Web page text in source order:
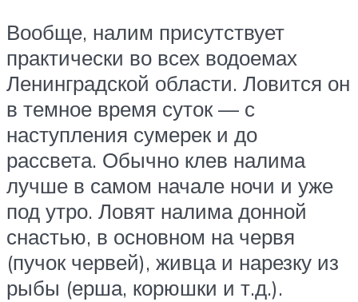
Вообще, налим присутствует
практически во всех водоемах
Ленинградской области. Ловится он
в темное время суток — с
наступления сумерек и до
рассвета. Обычно клев налима
лучше в самом начале ночи и уже
под утро. Ловят налима донной
снастью, в основном на червя
(пучок червей), живца и нарезку из
рыбы (ерша, корюшки и т.д.).